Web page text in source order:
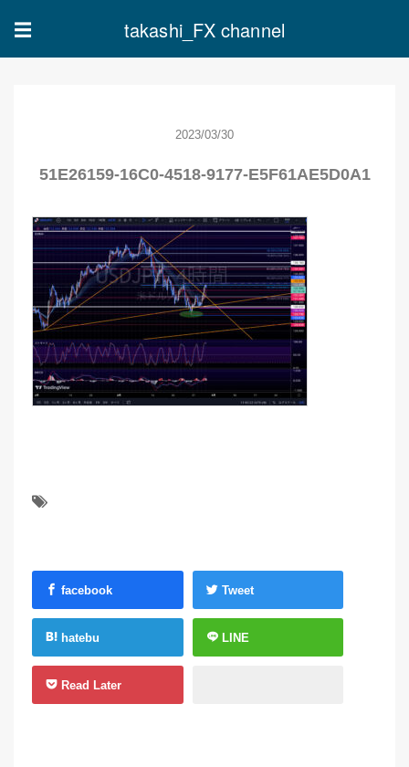
☰ takashi_FX channel
2023/03/30
51E26159-16C0-4518-9177-E5F61AE5D0A1
facebook Tweet
hatebu LINE
Read Later